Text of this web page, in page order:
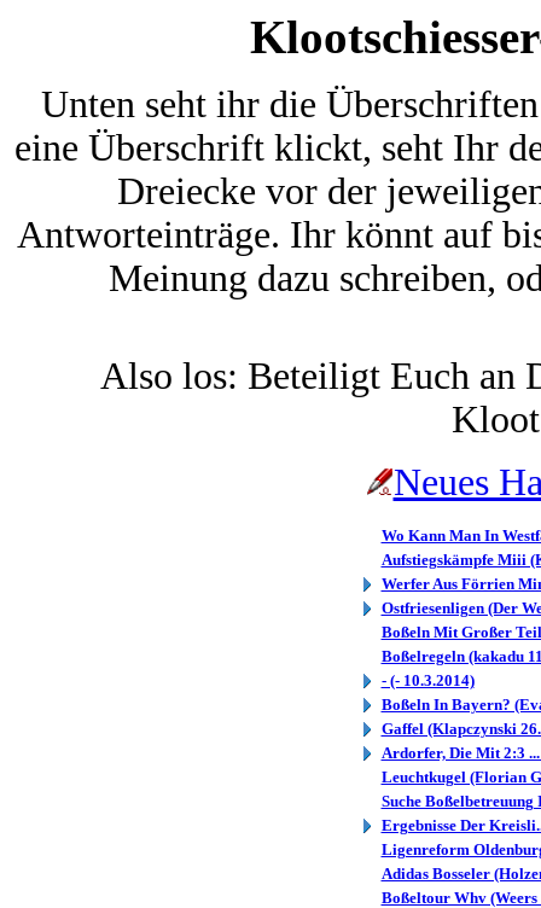
Unten seht ihr die
eine Überschrift klickt, seht Ihr
Dreiecke vor der
Antworteinträge. Ihr könnt auf
Meinung dazu schreiben,
Also los: Beteiligt Euch an
Neues
Wo Kann Man In
Aufstiegskämpfe Miii
Werfer Aus Förrien
Ostfriesenligen (Der
Boßeln Mit Großer
Boßelregeln (kakadu
- (- 10.3.2014)
Boßeln In Bayern?
Gaffel (Klapczynski
Ardorfer, Die Mit 2:3
Leuchtkugel (Florian
Suche Boßelbetreuung
Ergebnisse Der
Ligenreform
Adidas Bosseler
Boßeltour Whv (Weers